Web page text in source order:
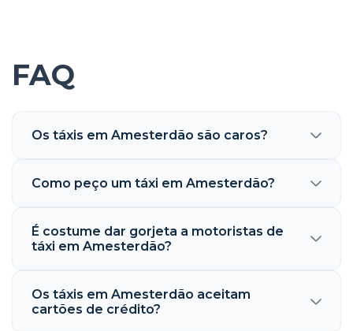
FAQ
Os táxis em Amesterdão são caros?
Como peço um táxi em Amesterdão?
É costume dar gorjeta a motoristas de
táxi em Amesterdão?
Os táxis em Amesterdão aceitam
cartões de crédito?